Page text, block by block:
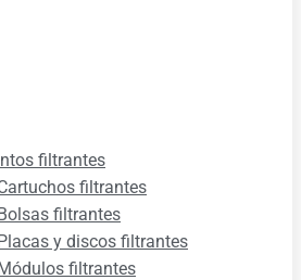
filtrantes
filtrantes
filtrantes
y discos filtrantes
filtrantes